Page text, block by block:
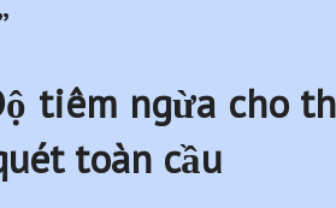
tiêm ngừa cho
toàn cầu